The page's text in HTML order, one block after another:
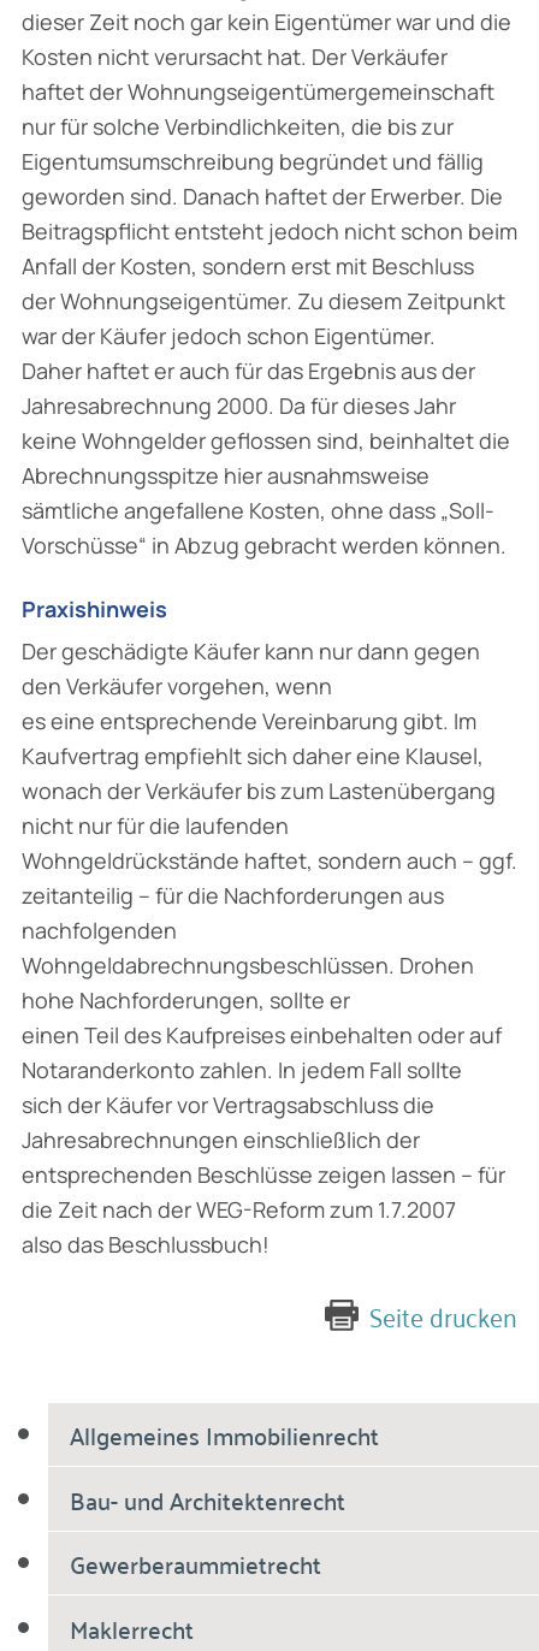
Allgemeines Immobilienrecht
Bau- und Architektenrecht
Gewerberaummietrecht
Maklerrecht
dieser Zeit noch gar kein Eigentümer war und die
Kosten nicht verursacht hat. Der Verkäufer
haftet der Wohnungseigentümergemeinschaft
nur für solche Verbindlichkeiten, die bis zur
Eigentumsumschreibung begründet und fällig
geworden sind. Danach haftet der Erwerber. Die
Beitragspflicht entsteht jedoch nicht schon beim
Anfall der Kosten, sondern erst mit Beschluss
der Wohnungseigentümer. Zu diesem Zeitpunkt
war der Käufer jedoch schon Eigentümer.
Daher haftet er auch für das Ergebnis aus der
Jahresabrechnung 2000. Da für dieses Jahr
keine Wohngelder geflossen sind, beinhaltet die
Abrechnungsspitze hier ausnahmsweise
sämtliche angefallene Kosten, ohne dass „Soll-
Vorschüsse“ in Abzug gebracht werden können.
Praxishinweis
Der geschädigte Käufer kann nur dann gegen
den Verkäufer vorgehen, wenn
es eine entsprechende Vereinbarung gibt. Im
Kaufvertrag empfiehlt sich daher eine Klausel,
wonach der Verkäufer bis zum Lastenübergang
nicht nur für die laufenden
Wohngeldrückstände haftet, sondern auch – ggf.
zeitanteilig – für die Nachforderungen aus
nachfolgenden
Wohngeldabrechnungsbeschlüssen. Drohen
hohe Nachforderungen, sollte er
einen Teil des Kaufpreises einbehalten oder auf
Notaranderkonto zahlen. In jedem Fall sollte
sich der Käufer vor Vertragsabschluss die
Jahresabrechnungen einschließlich der
entsprechenden Beschlüsse zeigen lassen – für
die Zeit nach der WEG-Reform zum 1.7.2007
also das Beschlussbuch!
Seite drucken